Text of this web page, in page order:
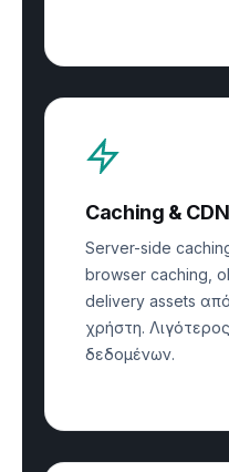
Caching & CDN
Server-side
browser caching,
delivery assets
χρήστη.
δεδομένων.